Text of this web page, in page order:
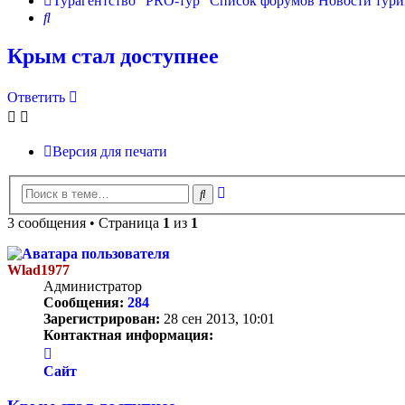
Поиск
Крым стал доступнее
Ответить
Версия для печати
Поиск
3 сообщения • Страница 1 из 1
Wlad1977
Администратор
Сообщения: 284
Зарегистрирован: 28 сен 2013, 10:01
Контактная информация:
информация
Сайт